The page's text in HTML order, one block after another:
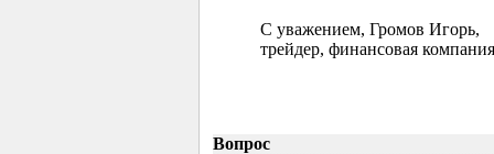
С уважением, Громов Игорь,
трейдер, финансовая
Вопрос